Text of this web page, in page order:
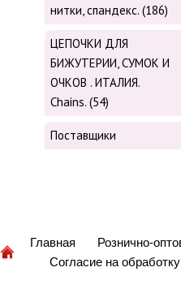
нитки, cпандекс. (186)
ЦЕПОЧКИ ДЛЯ
БИЖУТЕРИИ, СУМОК И
ОЧКОВ . ИТАЛИЯ.
Chains. (54)
Поставщики
Главная Рознично-
Согласие на